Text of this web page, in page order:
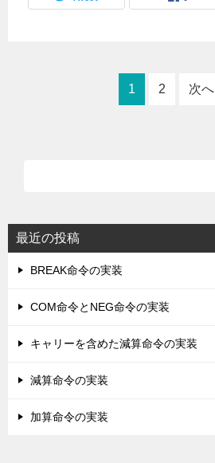
1 2 次へ
最近の投稿
BREAK命令の実装
COM命令とNEG命令の実装
キャリーを含めた減算命令の実装
減算命令の実装
加算命令の実装